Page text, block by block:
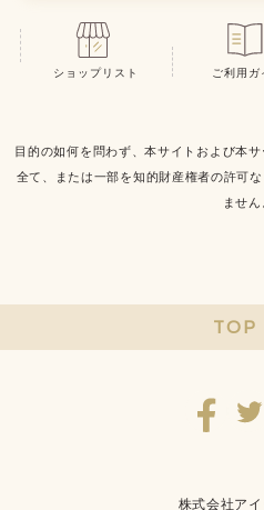
ショップリスト ご利用ガ
目的の如何を問わず、本サイトおよび本
全て、または一部を知的財産権者の許可
ません
TOP
株式会社ア